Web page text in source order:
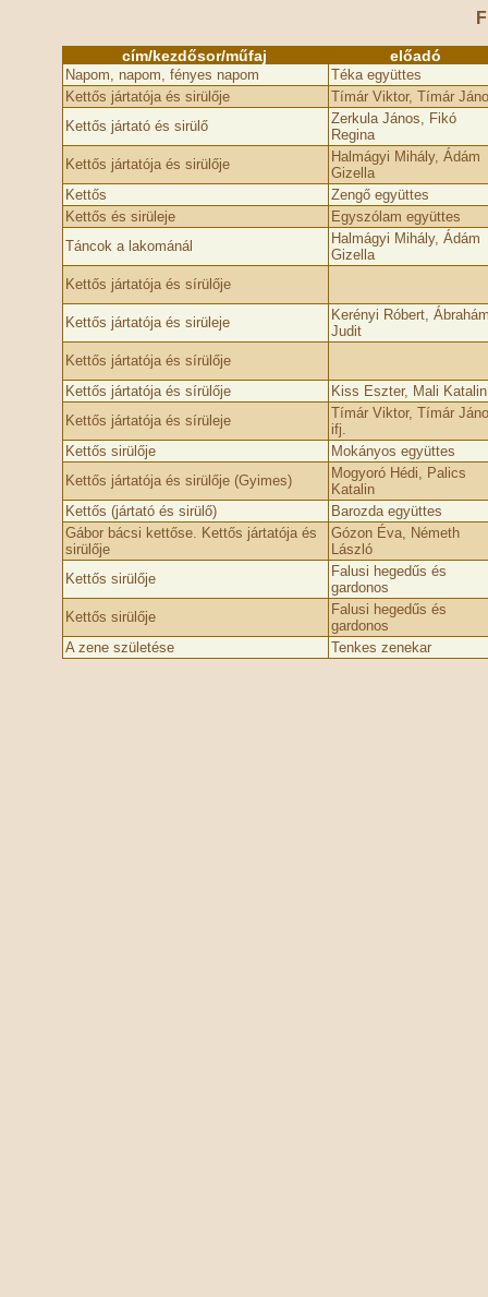
cím/kezdősor/műfaj előadó
Napom, napom, fényes napom
Téka együttes
Kettős jártatója és sirülője
Tímár Viktor, Tímár
Kettős jártató és sirülő
Zerkula János, Fikó
Regina
Kettős jártatója és sirülője
Halmágyi Mihály, Ádám
Gizella
Kettős
Zengő együttes
Kettős és sirüleje
Egyszólam együttes
Táncok a lakománál
Halmágyi Mihály, Ádám
Gizella
Kettős jártatója és sírülője
Kettős jártatója és sirüleje
Kerényi Róbert,
Judit
Kettős jártatója és sírülője
Kettős jártatója és sírülője
Kiss Eszter, Mali Katalin
Kettős jártatója és sírüleje
Tímár Viktor, Tímár
ifj.
Kettős sirülője
Mokányos együttes
Kettős jártatója és sirülője (Gyimes)
Mogyoró Hédi, Palics
Katalin
Kettős (jártató és sirülő)
Barozda együttes
Gábor bácsi kettőse. Kettős jártatója és
sirülője
Gózon Éva, Németh
László
Kettős sirülője
Falusi hegedűs és
gardonos
Kettős sirülője
Falusi hegedűs és
gardonos
A zene születése
Tenkes zenekar